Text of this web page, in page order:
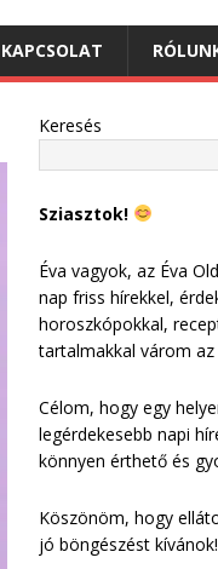
KAPCSOLAT
Keresés
Sziasztok!
Éva vagyok, az Éva
nap friss hírekkel,
horoszkópokkal,
tartalmakkal várom
Célom, hogy egy
legérdekesebb napi
könnyen érthető és
Köszönöm, hogy
jó böngészést kívánok!